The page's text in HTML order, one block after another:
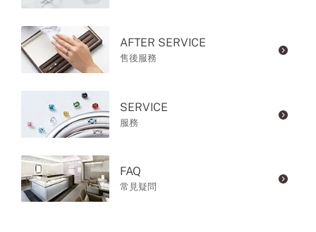
AFTER SERVICE
售後服務
SERVICE
服務
FAQ
常見疑問